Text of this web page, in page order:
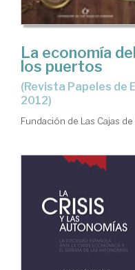
La economía
los puertos
(Revista Papeles de Economía Española, Nº131, año
2012)
Fundación de Las Cajas